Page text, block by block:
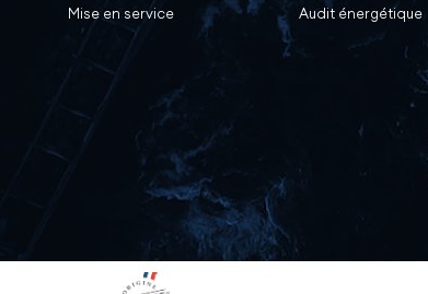
Mise en service Audit énergétique